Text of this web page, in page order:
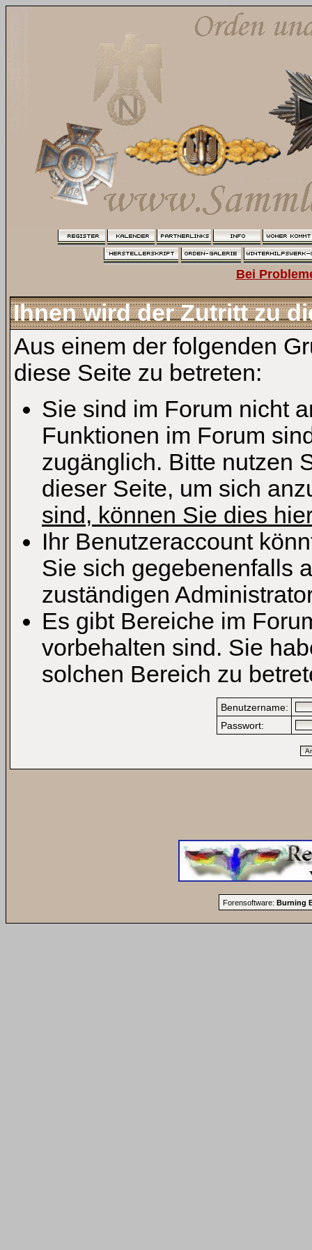
Bei
Ihnen wird der Zutritt zu
Aus einem der folgenden
diese Seite zu betreten:
Sie sind im Forum nicht
Funktionen im Forum
zugänglich. Bitte nutzen
dieser Seite, um sich
sind, können Sie dies
Ihr Benutzeraccount
Sie sich gegebenenfalls
zuständigen
Es gibt Bereiche im
vorbehalten sind. Sie
solchen Bereich zu
Benutzername:
Passwort:
Forensoftware: Burning